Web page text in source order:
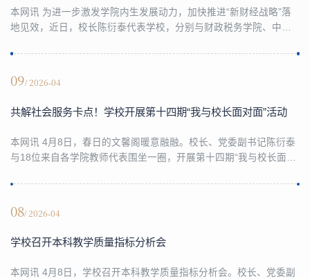
本网讯 为进一步激发学院内生发展动力，加快推进“新财经战略”落
地见效，近日，校长陈衍泰代表学校，分别与财政税务学院、中国
改革协议》《浙江财经大学中国政府监管研究院“一院一策”改革协
府监管研究院立足学院实际，依托学科与科研优势，紧密围绕国家
09/ 2026-04
共解社会服务卡点！学校开展第十四期“我与校长面对面”活动
本网讯 4月8日，春日的文馨阁暖意融融。校长、党委副书记陈衍泰
与18位来自各学院教师代表围坐一圈，开展第十四期“我与校长面对
挑战。活动由副校长李占荣主持。座谈会上，多位教师不约而同地
生做课题，学生从“小白”变主力，综合素养全面提升；有的教师走出
08/ 2026-04
学校召开本科教学质量指标分析会
本网讯 4月8日，学校召开本科教学质量指标分析会。校长、党委副